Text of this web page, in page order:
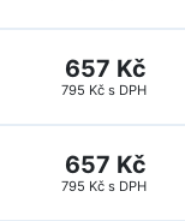
657 Kč
795 Kč s DPH
657 Kč
795 Kč s DPH